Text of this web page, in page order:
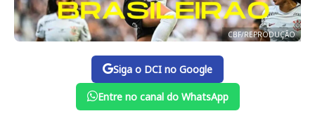
CBF/REPRODUÇÃO
Siga o DCI no Google
Entre no canal do WhatsApp